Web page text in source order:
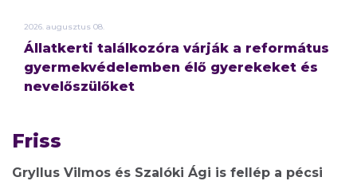
2026. augusztus 08.
Állatkerti találkozóra várják a református
gyermekvédelemben élő gyerekeket és
nevelőszülőket
Friss
Gryllus Vilmos és Szalóki Ági is fellép a pécsi